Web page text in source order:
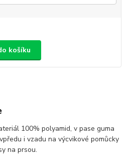
košíku
100% polyamid, v pase guma
i vzadu na výcvikové pomůcky
na prsou.